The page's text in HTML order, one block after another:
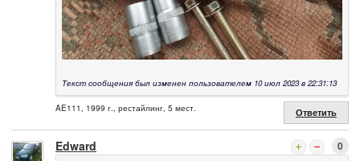
Текст сообщения был изменен пользователем 10 июл 2023 в 22:31:13
AE111, 1999 г., рестайлинг, 5 мест. Ответить
Edward 0